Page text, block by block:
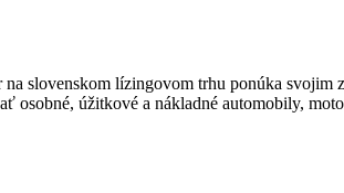
slovenskom lízingovom trhu ponúka
osobné, úžitkové a nákladné automobily,